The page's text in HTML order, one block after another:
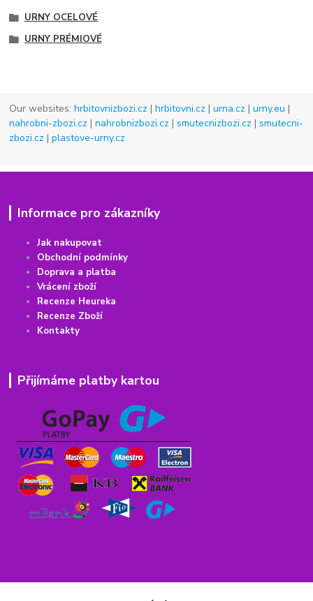
URNY OCELOVÉ
URNY PRÉMIOVÉ
Our websites:hrbitovnizbozi.cz |hrbitovni.cz |urna.cz |urny.eu |
nahrobni-zbozi.cz |nahrobnizbozi.cz |smutecnizbozi.cz |smutecni-
zbozi.cz |plastove-urny.cz
Informace pro zákazníky
Jak nakupovat
Obchodní podmínky
Doprava a platba
Vrácení zboží
Recenze Heureka
Recenze Zboží
Kontakty
Přijímáme platby kartou